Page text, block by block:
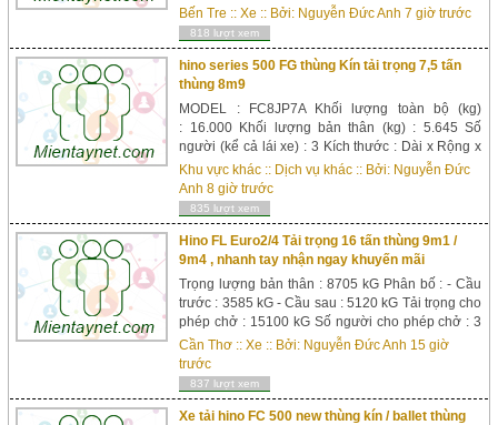
người Trọng lượng toàn bộ : 7690 kG Kích thước
xe : Dài x Rộng x Cao : 7570 x 2190 x 3060 mm
Kích thước lòng th...
Bến Tre ::Xe :: Bởi: Nguyễn Đức Anh 7 giờ trước
818 lượt xem
hino series 500 FG thùng Kín tải trọng 7,5 tấn
thùng 8m9
MODEL : FC8JP7A Khối lượng toàn bộ (kg)
: 16.000 Khối lượng bản thân (kg) : 5.645 Số
người (kể cả lái xe) : 3 Kích thước : Dài x Rộng x
Cao (mm) : 10.900 x 2.490 x 2.765 Chiều dài cơ
sở (mm) : 6.430 Kích thước lòng thùng hàng
: 8.700 x 2360 x 2150 Khoảng sáng gầm xe (...
Khu vực khác :: Dịch vụ khác :: Bởi: Nguyễn Đức
Anh 8 giờ trước
835 lượt xem
Hino FL Euro2/4 Tải trọng 16 tấn thùng 9m1 /
9m4 , nhanh tay nhận ngay khuyến mãi
Trọng lượng bản thân : 8705 kG Phân bố : - Cầu
trước : 3585 kG - Cầu sau : 5120 kG Tải trọng cho
phép chở : 15100 kG Số người cho phép chở : 3
người Trọng lượng toàn bộ : 24000 kG Kích thước
xe : Dài x Rộng x Cao : 9980 x 2500 x 2780 mm
Kích thước lòng ...
Cần Thơ ::Xe :: Bởi: Nguyễn Đức Anh 15 giờ
trước
837 lượt xem
Xe tải hino FC 500 new thùng kín / ballet thùng